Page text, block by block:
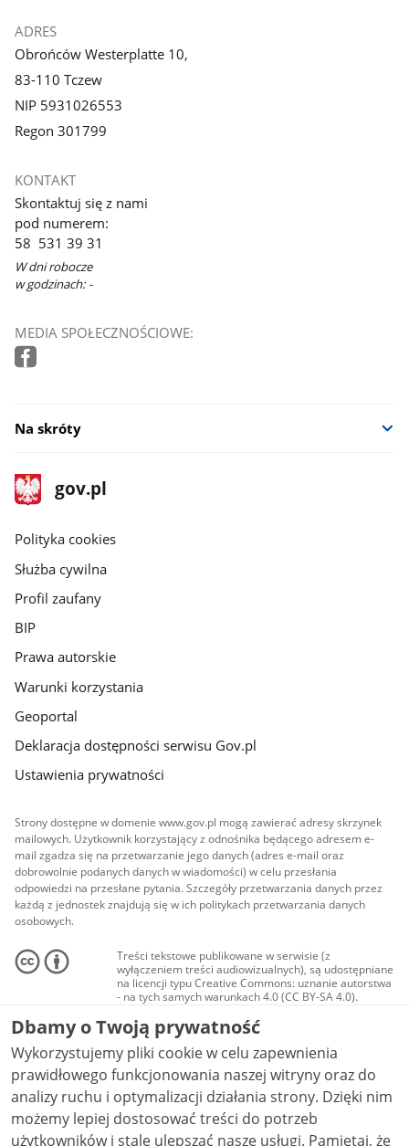
ADRES
Obrońców Westerplatte 10,
83-110 Tczew
NIP 5931026553
Regon 301799
KONTAKT
Skontaktuj się z nami
pod numerem:
58 531 39 31
W dni robocze
w godzinach: -
MEDIA SPOŁECZNOŚCIOWE:
Na skróty
stopka
gov.pl
Strona
gov.pl
gov.pl
Polityka cookies
Służba cywilna
Profil zaufany
BIP
Prawa autorskie
Warunki korzystania
Geoportal
Deklaracja dostępności serwisu Gov.pl
Ustawienia prywatności
Strony dostępne w domenie www.gov.pl mogą zawierać adresy skrzynek
mailowych. Użytkownik korzystający z odnośnika będącego adresem e-
mail zgadza się na przetwarzanie jego danych (adres e-mail oraz
dobrowolnie podanych danych w wiadomości) w celu przesłania
odpowiedzi na przesłane pytania. Szczegóły przetwarzania danych przez
każdą z jednostek znajdują się w ich politykach przetwarzania danych
osobowych.
Treści tekstowe publikowane w serwisie (z
wyłączeniem treści audiowizualnych), są udostępniane
na licencji typu Creative Commons: uznanie autorstwa
- na tych samych warunkach 4.0 (CC BY-SA 4.0).
Materiały audiowizualne, w tym zdjęcia, materiały
audio i wideo, są udostępniane na licencji typu
Creative Commons: uznanie autorstwa użycie
niekomercyjne - bez utworów zależnych 4.0 (CC BY-
NC-ND 4.0), o ile nie jest to stwierdzone inaczej.
Dbamy o Twoją prywatność
Wykorzystujemy pliki cookie w celu zapewnienia
prawidłowego funkcjonowania naszej witryny oraz do
analizy ruchu i optymalizacji działania strony. Dzięki nim
możemy lepiej dostosować treści do potrzeb
użytkowników i stale ulepszać nasze usługi. Pamiętaj, że